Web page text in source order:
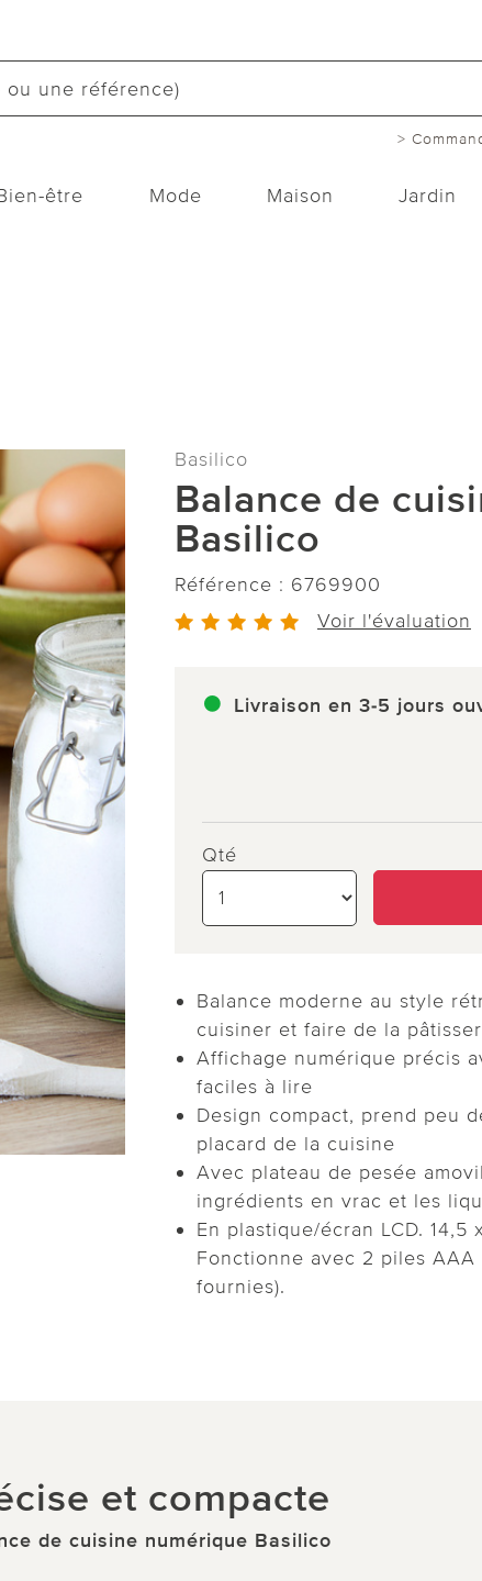
>
être Mode Maison Jardin
Basilico
Balance de
Basilico
Référence : 6769900
Voir l'évaluation
Livraison en 3-5 jours
Qté
Balance moderne au style
cuisiner et faire de la
Affichage numérique précis
faciles à lire
Design compact, prend peu
placard de la cuisine
Avec plateau de pesée
ingrédients en vrac et les
En plastique/écran LCD. 14,5
Fonctionne avec 2 piles AAA
fournies).
et compacte
de cuisine numérique Basilico